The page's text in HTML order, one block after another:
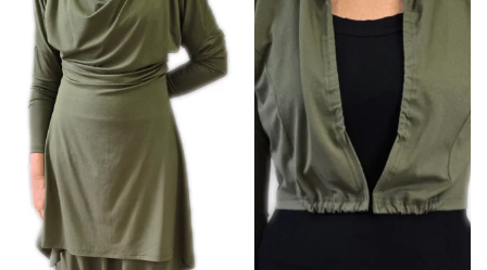
Toevoegen
wenslijst
Toevoegen
aan
wenslijst